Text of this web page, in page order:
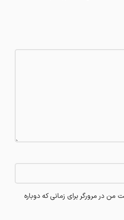
من در مرورگر برای زمانی که دوباره